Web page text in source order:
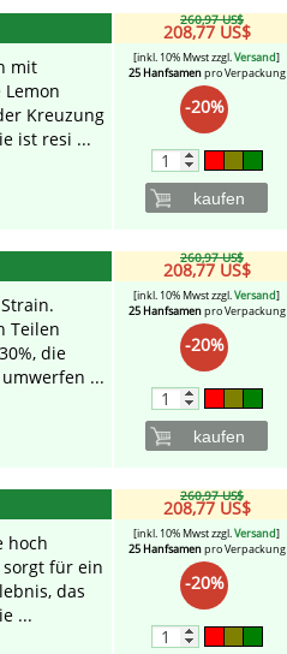
mit
Kreuzung
ist resi ...
260,97 US$
208,77 US$
[inkl. 10% Mwst zzgl.Versand]
25 Hanfsamenpro Verpackung
-20%
kaufen
Teilen
die
...
260,97 US$
208,77 US$
[inkl. 10% Mwst zzgl.Versand]
25 Hanfsamenpro Verpackung
-20%
kaufen
hoch
sorgt für ein
das
...
260,97 US$
208,77 US$
[inkl. 10% Mwst zzgl.Versand]
25 Hanfsamenpro Verpackung
-20%